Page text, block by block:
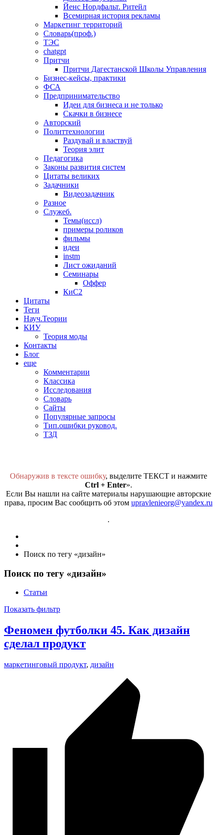
​Йенс Нордфальт. Ритейл
Всемирная история рекламы
Маркетинг территорий
Словарь(проф.)
ТЭС
chatgpt
Притчи
Притчи Дагестанской Школы Управления
Бизнес-кейсы, практики
ФСА
Предпринимательство
Идеи для бизнеса и не только
Скачки в бизнесе
Авторский
Политтехнологии
Раздувай и властвуй
Теория элит
​Педагогика
Законы развития систем
Цитаты великих
Задачники
Видеозадачник
Разное
Служеб.
Темы(иссл)
примеры роликов
фильмы
идеи
instm
Лист ожиданий
Семинары
Оффер
КиС2
Цитаты
Теги
Науч.Теории
КИУ
Теория моды
Контакты
Блог
еще
Комментарии
Классика
Исследования
Словарь
Сайты
Популярные запросы
Тип.ошибки руковод.
ТЗД
Обнаружив в тексте ошибку, выделите ТЕКСТ и нажмите
Ctrl + Enter».
Если Вы нашли на сайте материалы нарушающие авторские
права, просим Вас сообщить об этом upravlenieorg@yandex.ru
.
Поиск по тегу «дизайн»
Поиск по тегу «дизайн»
Статьи
Показать фильтр
Феномен футболки 45. Как дизайн
сделал продукт
маркетинговый продукт, дизайн